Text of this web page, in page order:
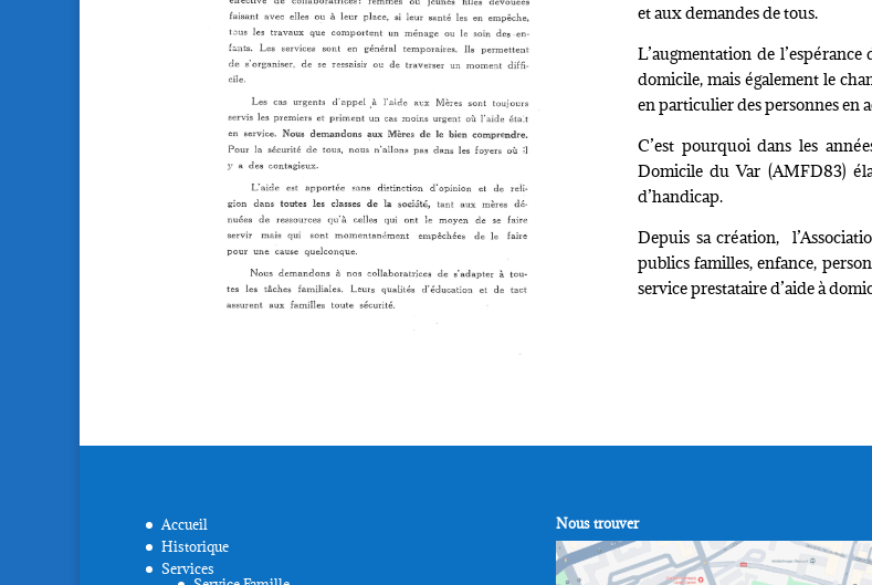
et aux demandes de tous.
L’augmentation de
domicile, mais également le
en particulier des personnes en
C’est pourquoi dans les
Domicile du Var (AMFD83)
d’handicap.
Depuis sa création,
publics familles, enfance,
service prestataire d’aide à
Accueil
Historique
Services
Nous trouver